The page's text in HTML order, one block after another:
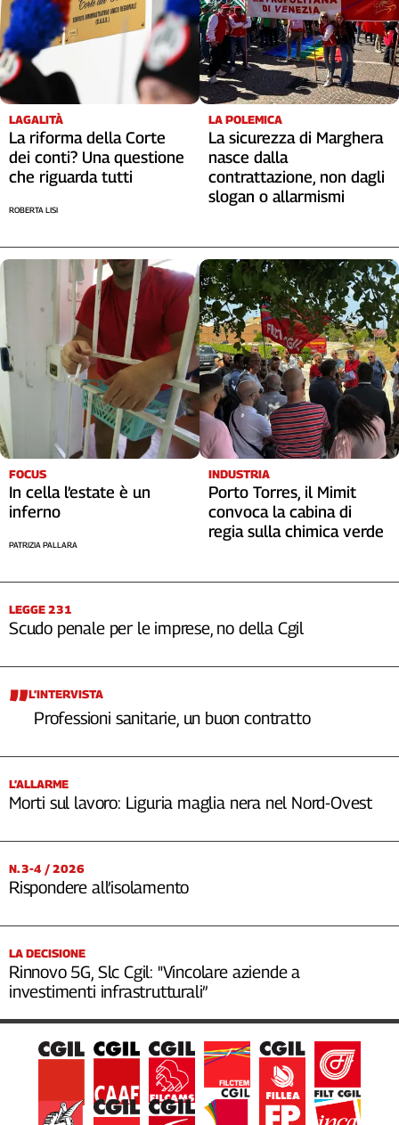
Territori
Abruzzo-
Molise
Adige
Basilicata
Calabria
Campania
Emilia-
Friuli
Lazio
Lombardia
Marche
Sardegna
Sicilia
Toscana
Trentino
Umbria
D'Aosta
Veneto
2014
Contatti
redazione
Newsletter
Social
LAGALITÀ
La riforma della Corte
dei conti? Una questione
che riguarda tutti
ROBERTA LISI
LA POLEMICA
La sicurezza di Marghera
nasce dalla
contrattazione, non dagli
slogan o allarmismi
FOCUS
In cella l’estate è un
inferno
PATRIZIA PALLARA
INDUSTRIA
Porto Torres, il Mimit
convoca la cabina di
regia sulla chimica verde
LEGGE 231
Scudo penale per le imprese, no della Cgil
L’INTERVISTA
Professioni sanitarie, un buon contratto
L’ALLARME
Morti sul lavoro: Liguria maglia nera nel Nord-Ovest
N. 3-4 / 2026
Rispondere all’isolamento
LA DECISIONE
Rinnovo 5G, Slc Cgil: "Vincolare aziende a
investimenti infrastrutturali”